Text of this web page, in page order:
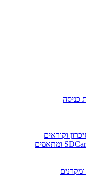
כניסה
וקוראים